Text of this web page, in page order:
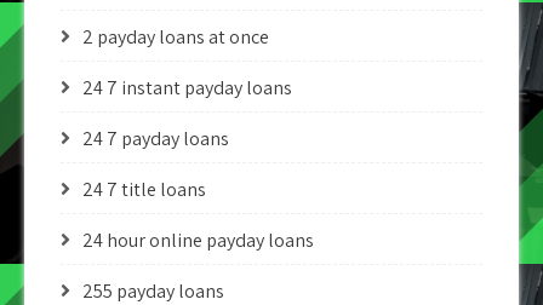
2 payday loans at once
24 7 instant payday loans
24 7 payday loans
24 7 title loans
24 hour online payday loans
255 payday loans